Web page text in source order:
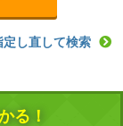
定し直して検索
る！